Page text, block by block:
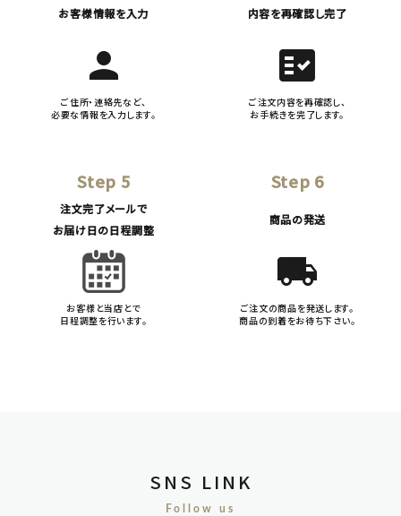
お客様情報を入力
person
ご住所・連絡先など、
必要な情報を入力します。
内容を再確認し完了
fact_check
ご注文内容を再確認し、
お手続きを完了します。
Step 5
注文完了メールで
お届け日の日程調整
お客様と当店とで
日程調整を行います。
Step 6
商品の発送
local_shipping
ご注文の商品を発送します。
商品の到着をお待ち下さい。
SNS LINK
Follow us